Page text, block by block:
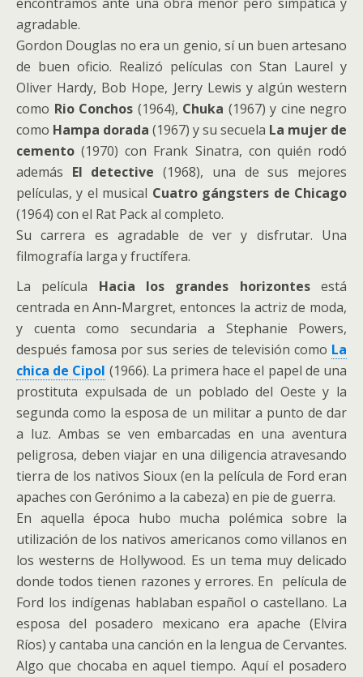
agradable.
Gordon Douglas no era un genio, sí un buen artesano
de buen oficio. Realizó películas con Stan Laurel y
Oliver Hardy, Bob Hope, Jerry Lewis y algún western
como Rio Conchos (1964), Chuka (1967) y cine negro
como Hampa dorada (1967) y su secuela La mujer de
cemento (1970) con Frank Sinatra, con quién rodó
además El detective (1968), una de sus mejores
películas, y el musical Cuatro gángsters de Chicago
(1964) con el Rat Pack al completo.
Su carrera es agradable de ver y disfrutar. Una
filmografía larga y fructífera.
La película Hacia los grandes horizontesestá
centrada en Ann-Margret, entonces la actriz de moda,
y cuenta como secundaria a Stephanie Powers,
después famosa por sus series de televisión como La
chica de Cipol (1966). La primera hace el papel de una
prostituta expulsada de un poblado del Oeste y la
segunda como la esposa de un militar a punto de dar
a luz. Ambas se ven embarcadas en una aventura
peligrosa, deben viajar en una diligencia atravesando
tierra de los nativos Sioux (en la película de Ford eran
apaches con Gerónimo a la cabeza) en pie de guerra.
En aquella época hubo mucha polémica sobre la
utilización de los nativos americanos como villanos en
los westerns de Hollywood. Es un tema muy delicado
donde todos tienen razones y errores. En película de
Ford los indígenas hablaban español o castellano. La
esposa del posadero mexicano era apache (Elvira
Ríos) y cantaba una canción en la lengua de Cervantes.
Algo que chocaba en aquel tiempo. Aquí el posadero